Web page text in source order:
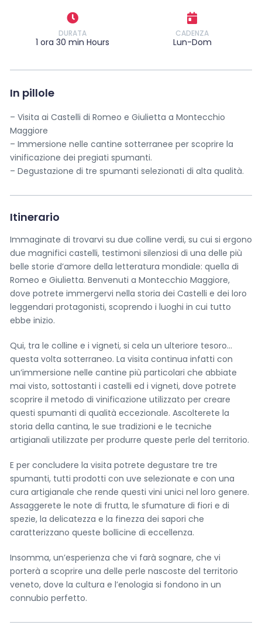
DURATA
1 ora 30 min Hours
CADENZA
Lun-Dom
In pillole
– Visita ai Castelli di Romeo e Giulietta a Montecchio
Maggiore
– Immersione nelle cantine sotterranee per scoprire la
vinificazione dei pregiati spumanti.
– Degustazione di tre spumanti selezionati di alta qualità.
Itinerario
Immaginate di trovarvi su due colline verdi, su cui si ergono
due magnifici castelli, testimoni silenziosi di una delle più
belle storie d’amore della letteratura mondiale: quella di
Romeo e Giulietta. Benvenuti a Montecchio Maggiore,
dove potrete immergervi nella storia dei Castelli e dei loro
leggendari protagonisti, scoprendo i luoghi in cui tutto
ebbe inizio.
Qui, tra le colline e i vigneti, si cela un ulteriore tesoro…
questa volta sotterraneo. La visita continua infatti con
un’immersione nelle cantine più particolari che abbiate
mai visto, sottostanti i castelli ed i vigneti, dove potrete
scoprire il metodo di vinificazione utilizzato per creare
questi spumanti di qualità eccezionale. Ascolterete la
storia della cantina, le sue tradizioni e le tecniche
artigianali utilizzate per produrre queste perle del territorio.
E per concludere la visita potrete degustare tre tre
spumanti, tutti prodotti con uve selezionate e con una
cura artigianale che rende questi vini unici nel loro genere.
Assaggerete le note di frutta, le sfumature di fiori e di
spezie, la delicatezza e la finezza dei sapori che
caratterizzano queste bollicine di eccellenza.
Insomma, un’esperienza che vi farà sognare, che vi
porterà a scoprire una delle perle nascoste del territorio
veneto, dove la cultura e l’enologia si fondono in un
connubio perfetto.
< Esci dal form
Richiedi un tour privato
< Esci dal Form
Resta aggiornato con noi